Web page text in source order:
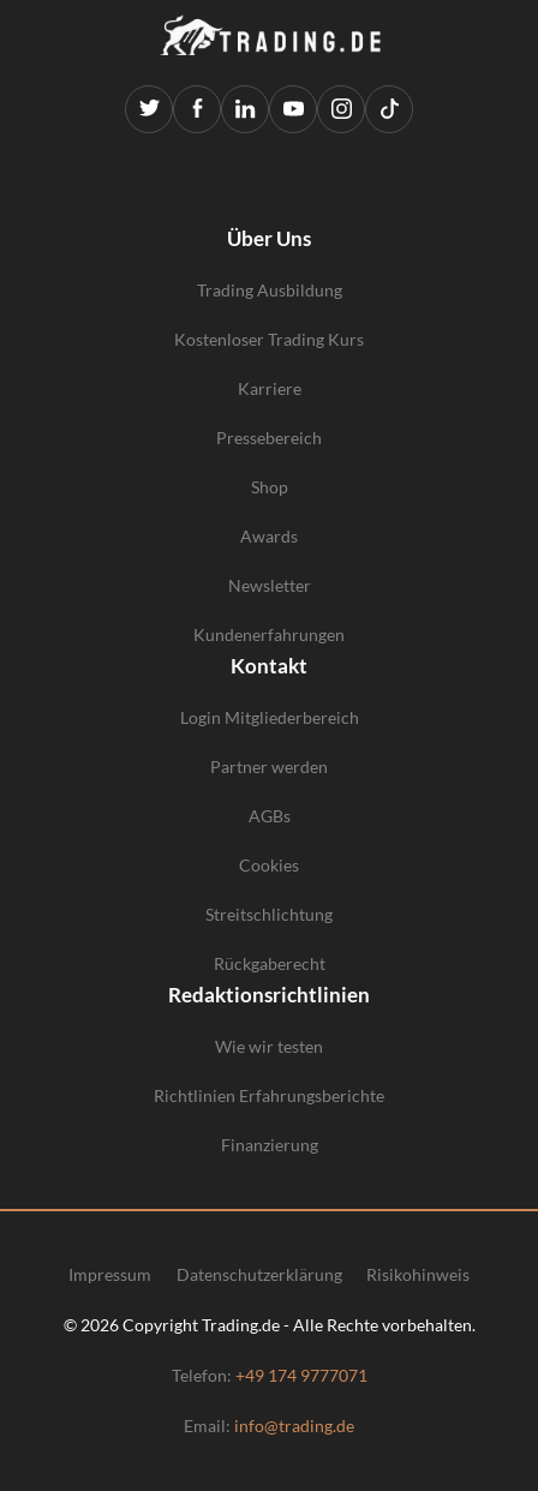
Über Uns
Trading Ausbildung
Kostenloser Trading Kurs
Karriere
Pressebereich
Shop
Awards
Newsletter
Kundenerfahrungen
Kontakt
Login Mitgliederbereich
Partner werden
AGBs
Cookies
Streitschlichtung
Rückgaberecht
Redaktionsrichtlinien
Wie wir testen
Richtlinien Erfahrungsberichte
Finanzierung
© 2026 Copyright Trading.de - Alle Rechte vorbehalten.
Telefon: +49 174 9777071
Email: info@trading.de
Impressum Datenschutzerklärung Risikohinweis